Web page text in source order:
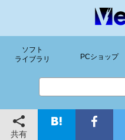
ソフト
ライブラリ
PCショップ
共有